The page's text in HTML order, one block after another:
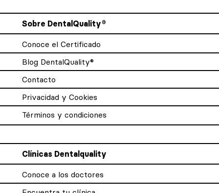
Sobre DentalQuality®
Conoce el Certificado
Blog DentalQuality®
Contacto
Privacidad y Cookies
Términos y condiciones
Clínicas Dentalquality
Conoce a los doctores